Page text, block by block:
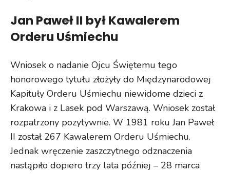
Jan Paweł II był Kawalerem
Orderu Uśmiechu
Wniosek o nadanie Ojcu Świętemu tego
honorowego tytułu złożyły do Międzynarodowej
Kapituły Orderu Uśmiechu niewidome dzieci z
Krakowa i z Lasek pod Warszawą. Wniosek został
rozpatrzony pozytywnie. W 1981 roku Jan Paweł
II został 267 Kawalerem Orderu Uśmiechu.
Jednak wręczenie zaszczytnego odznaczenia
nastąpiło dopiero trzy lata później – 28 marca